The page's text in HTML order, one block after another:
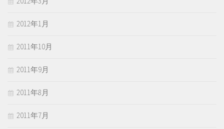
2012年1月
2011年10月
2011年9月
2011年8月
2011年7月